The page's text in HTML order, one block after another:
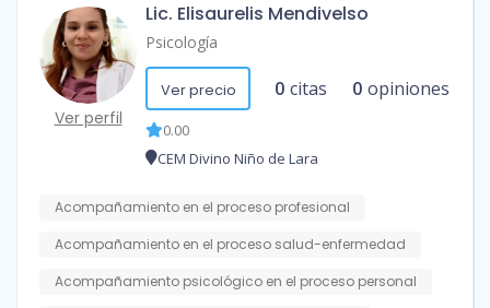
Ver perfil
Lic. Elisaurelis Mendivelso
Psicología
Ver precio 0 citas 0 opiniones
0.00
CEM Divino Niño de Lara
Acompañamiento en el proceso profesional
Acompañamiento en el proceso salud-enfermedad
Acompañamiento psicológico en el proceso personal